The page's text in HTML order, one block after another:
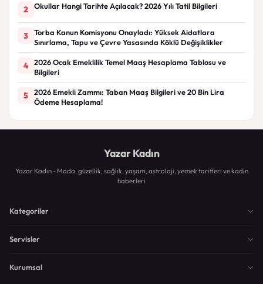
2 Okullar Hangi Tarihte Açılacak? 2026 Yılı Tatil Bilgileri
3
Torba Kanun Komisyonu Onayladı: Yüksek Aidatlara
Sınırlama, Tapu ve Çevre Yasasında Köklü Değişiklikler
4
2026 Ocak Emeklilik Temel Maaş Hesaplama Tablosu ve
Bilgileri
5
2026 Emekli Zammı: Taban Maaş Bilgileri ve 20 Bin Lira
Ödeme Hesaplama!
Yazar Kadın
Yazar Kadın - Moda, güzellik, sağlık, yaşam, astroloji, yemek tarifleri ve kadın
haberleri
Kategoriler
Servisler
Kurumsal